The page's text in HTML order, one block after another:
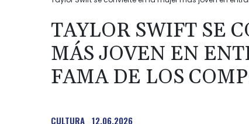
TAYLOR SWIFT SE
MÁS JOVEN EN
FAMA DE LOS
CULTURA 12.06.2026